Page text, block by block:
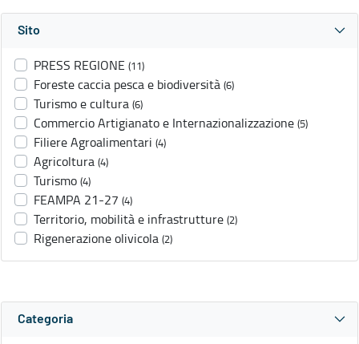
Sito
PRESS REGIONE (11)
Foreste caccia pesca e biodiversità (6)
Turismo e cultura (6)
Commercio Artigianato e Internazionalizzazione (5)
Filiere Agroalimentari (4)
Agricoltura (4)
Turismo (4)
FEAMPA 21-27 (4)
Territorio, mobilità e infrastrutture (2)
Rigenerazione olivicola (2)
Categoria